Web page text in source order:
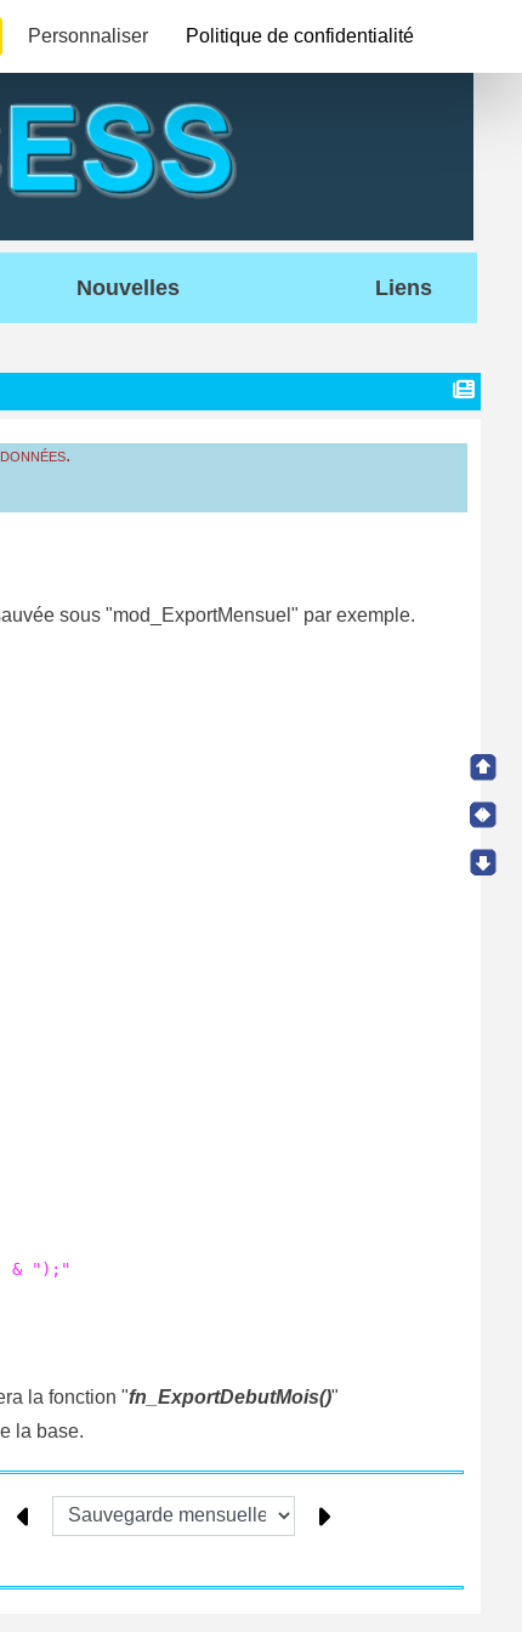
Nouvelles Liens
sous "mod_ExportMensuel" par exemple.
la fonction "fn_ExportDebutMois()"
la base.
Personnaliser Politique de confidentialité